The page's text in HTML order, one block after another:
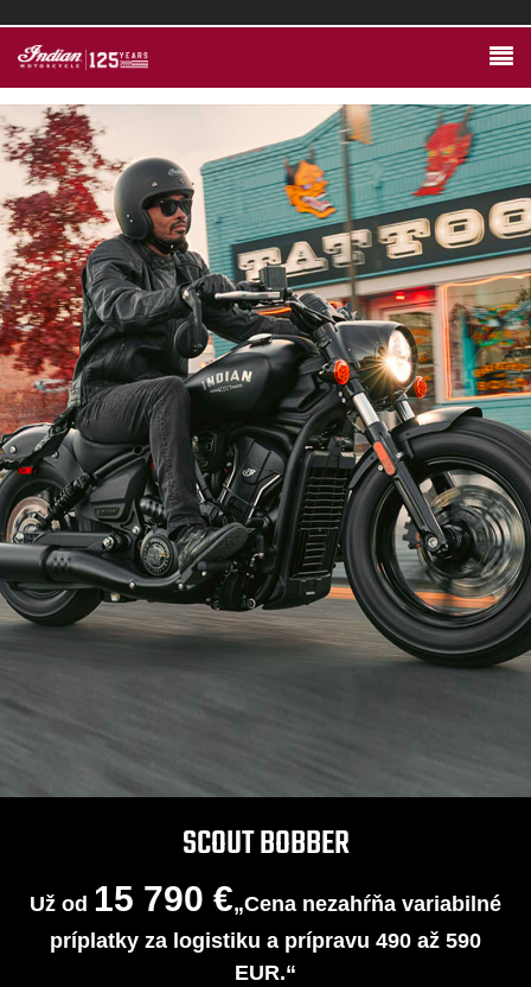
SCOUT BOBBER
Už od 15 790 €„Cena nezahŕňa variabilné
príplatky za logistiku a prípravu 490 až 590
EUR.“